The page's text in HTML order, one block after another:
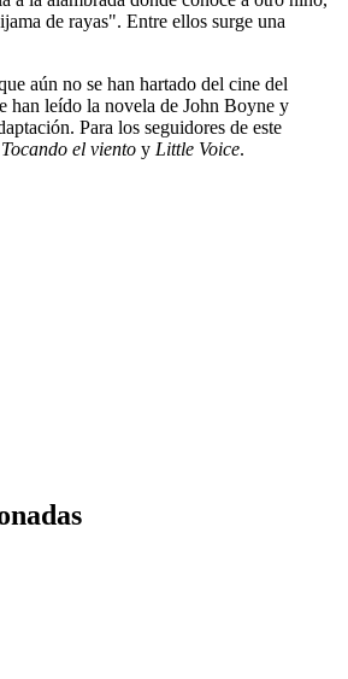
de rayas". Entre ellos surge una
aún no se han hartado del cine del
han leído la novela de John Boyne y
Para los seguidores de este
Tocando el viento y Little Voice.